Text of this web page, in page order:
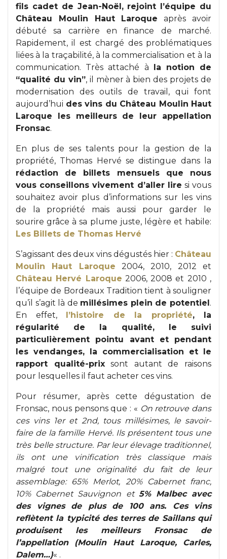
fils cadet de Jean-Noël, rejoint l’équipe du
Château Moulin Haut Laroque après avoir
débuté sa carrière en finance de marché.
Rapidement, il est chargé des problématiques
liées à la traçabilité, à la commercialisation et à la
communication. Très attaché à
la notion de
“qualité du vin”, il mèner à bien des projets de
modernisation des outils de travail, qui font
aujourd’hui des vins du Château Moulin Haut
Laroque les meilleurs de leur appellation
Fronsac.
En plus de ses talents pour la gestion de la
propriété, Thomas Hervé se distingue dans la
rédaction de billets mensuels que nous
vous conseillons vivement d’aller lire si vous
souhaitez avoir plus d’informations sur les vins
de la propriété mais aussi pour garder le
sourire grâce à sa plume juste, légère et habile:
Les Billets de Thomas Hervé
S’agissant des deux vins dégustés hier : Château
Moulin Haut Laroque 2004, 2010, 2012 et
Château Hervé Laroque 2006, 2008 et 2010 ,
l’équipe de Bordeaux Tradition tient à souligner
qu’il s’agit là de millésimes plein de potentiel .
En effet,
l’histoire de la propriété, la
régularité de la qualité, le suivi
particulièrement pointu avant et pendant
les vendanges, la commercialisation et le
rapport qualité-prixsont autant de raisons
pour lesquelles il faut acheter ces vins.
Pour résumer, après cette dégustation de
Fronsac, nous pensons que : « On retrouve dans
ces vins 1er et 2nd, tous millésimes, le savoir-
faire de la famille Hervé. Ils présentent tous une
très belle structure. Par leur élevage traditionnel,
ils ont une vinification très classique mais
malgré tout une originalité du fait de leur
assemblage: 65% Merlot, 20% Cabernet franc,
10% Cabernet Sauvignon et 5% Malbec avec
des vignes de plus de 100 ans. Ces vins
reflètent la typicité des terres de Saillans qui
produisent les meilleurs Fronsac de
l’appellation (Moulin Haut Laroque, Carles,
Dalem…)« .